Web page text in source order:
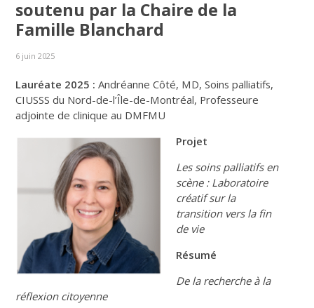
soutenu par la Chaire de la
Famille Blanchard
6 juin 2025
Lauréate 2025 :Andréanne Côté, MD, Soins palliatifs,
CIUSSS du Nord-de-l’Île-de-Montréal, Professeure
adjointe de clinique au DMFMU
Projet
Les soins palliatifs en
scène : Laboratoire
créatif sur la
transition vers la fin
de vie
Résumé
De la recherche à la
réflexion citoyenne